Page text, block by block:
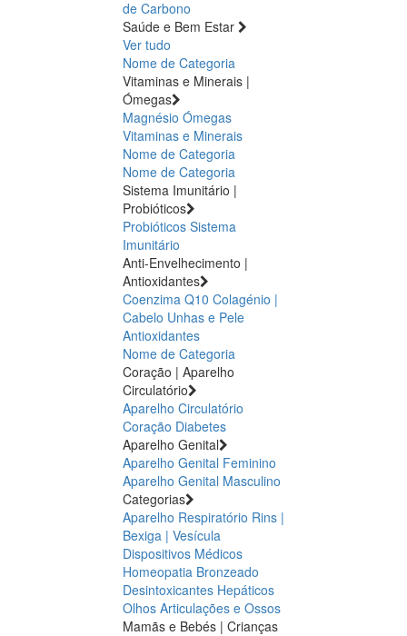
de Carbono
Saúde e Bem Estar
Ver tudo
Nome de Categoria
Vitaminas e Minerais |
Ómegas
Magnésio Ómegas
Vitaminas e Minerais
Nome de Categoria
Nome de Categoria
Sistema Imunitário |
Probióticos
Probióticos Sistema
Imunitário
Anti-Envelhecimento |
Antioxidantes
Coenzima Q10 Colagénio |
Cabelo Unhas e Pele
Antioxidantes
Nome de Categoria
Coração | Aparelho
Circulatório
Aparelho Circulatório
Coração Diabetes
Aparelho Genital
Aparelho Genital Feminino
Aparelho Genital Masculino
Categorias
Aparelho Respiratório Rins |
Bexiga | Vesícula
Dispositivos Médicos
Homeopatia Bronzeado
Desintoxicantes Hepáticos
Olhos Articulações e Ossos
Mamãs e Bebés | Crianças